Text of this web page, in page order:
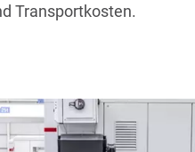
Transportkosten.